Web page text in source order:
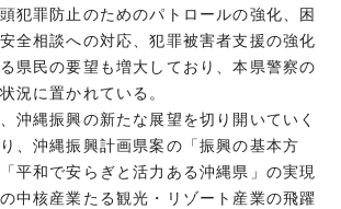
犯罪防止のためのパトロールの強化、困
全相談への対応、犯罪被害者支援の強化
県民の要望も増大しており、本県警察の
況に置かれている。
沖縄振興の新たな展望を切り開いていく
、沖縄振興計画県案の「振興の基本方
平和で安らぎと活力ある沖縄県」の実現
中核産業たる観光・リゾート産業の飛躍